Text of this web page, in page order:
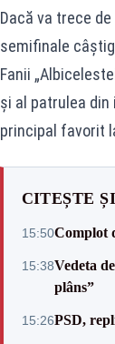
Dacă va trece
semifinale
Fanii
și al patrulea
principal favorit
CITEȘTE ȘI
15:50Complot
15:38Vedeta
plâns”
15:26PSD,